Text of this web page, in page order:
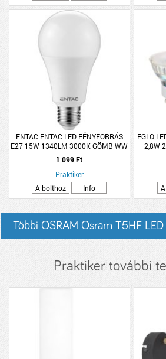
ENTAC ENTAC LED FÉNYFORRÁS
E27 15W 1340LM 3000K GÖMB WW
1 099 Ft
Praktiker
A bolthoz
Info
EGLO
2,8W
Többi OSRAM Osram T5HF
Praktiker további